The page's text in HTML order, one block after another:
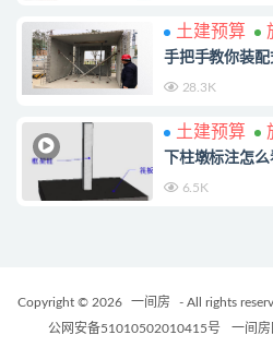
土建预算
手把手教你装配
28.3K
土建预算
下柱墩标注怎
6.5K
Copyright © 2026 一间房 - All rights
公网安备51010502010415号
一间